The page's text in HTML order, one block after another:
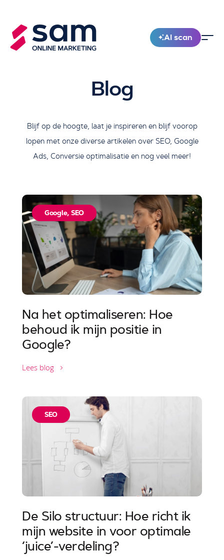
Nieuw! AI scan
Blog
Blijf op de hoogte, laat je inspireren en blijf voorop
lopen met onze diverse artikelen over SEO, Google
Ads, Conversie optimalisatie en nog veel meer!
Na het optimaliseren: Hoe
behoud ik mijn positie in
Google?
Google, SEO
Lees blog
De Silo structuur: Hoe richt ik
mijn website in voor optimale
‘juice’-verdeling?
SEO